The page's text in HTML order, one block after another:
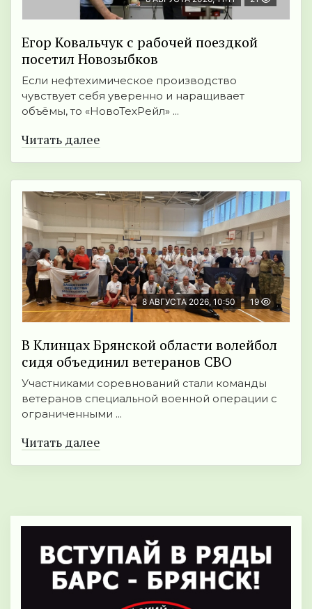
Егор Ковальчук с рабочей поездкой
посетил Новозыбков
Если нефтехимическое производство
чувствует себя уверенно и наращивает
объёмы, то «НовоТехРейл» ...
Читать далее
8 АВГУСТА 2026, 10:50 19
В Клинцах Брянской области волейбол
сидя объединил ветеранов СВО
Участниками соревнований стали команды
ветеранов специальной военной операции с
ограниченными ...
Читать далее